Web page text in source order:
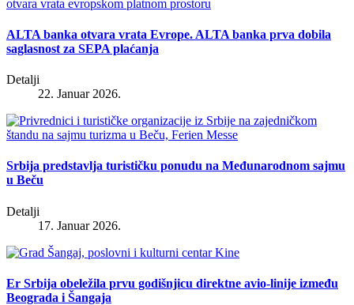
ALTA banka otvara vrata Evrope. ALTA banka prva dobila
saglasnost za SEPA plaćanja
Detalji
22. Januar 2026.
Srbija predstavlja turističku ponudu na Međunarodnom sajmu
u Beču
Detalji
17. Januar 2026.
Er Srbija obeležila prvu godišnjicu direktne avio-linije između
Beograda i Šangaja